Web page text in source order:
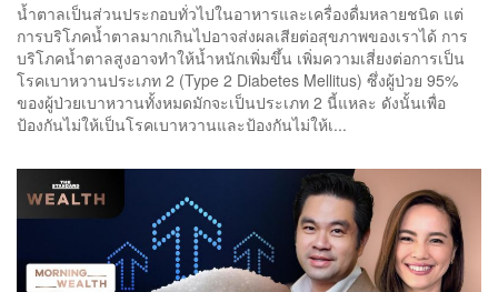
น้ำตาลเป็นส่วนประกอบทั่วไปในอาหารและเครื่องดื่มหลายชนิด แต่
การบริโภคน้ำตาลมากเกินไปอาจส่งผลเสียต่อสุขภาพของเราได้ การ
บริโภคน้ำตาลสูงอาจทำให้น้ำหนักเพิ่มขึ้น เพิ่มความเสี่ยงต่อการเป็น
โรคเบาหวานประเภท 2 (Type 2 Diabetes Mellitus) ซึ่งผู้ป่วย 95%
ของผู้ป่วยเบาหวานทั้งหมดมักจะเป็นประเภท 2 นี้แหละ ดังนั้นเพื่อ
ป้องกันไม่ให้เป็นโรคเบาหวานและป้องกันไม่ให้เ...